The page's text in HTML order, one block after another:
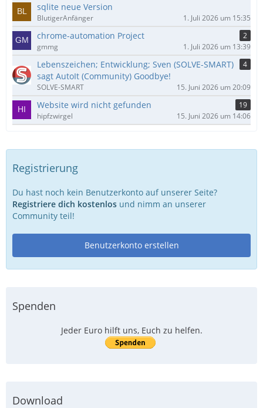
sqlite neue Version
BlutigerAnfänger 1. Juli 2026 um 15:35
chrome-automation Project
2
gmmg
1. Juli 2026 um 13:39
Lebenszeichen; Entwicklung; Sven (SOLVE-SMART)
sagt AutoIt (Community) Goodbye!
4
SOLVE-SMART 15. Juni 2026 um 20:09
Website wird nicht gefunden
19
hipfzwirgel
15. Juni 2026 um 14:06
Registrierung
Du hast noch kein Benutzerkonto auf unserer Seite?
Registriere dich kostenlos und nimm an unserer
Community teil!
Benutzerkonto erstellen
Spenden
Jeder Euro hilft uns, Euch zu helfen.
Download